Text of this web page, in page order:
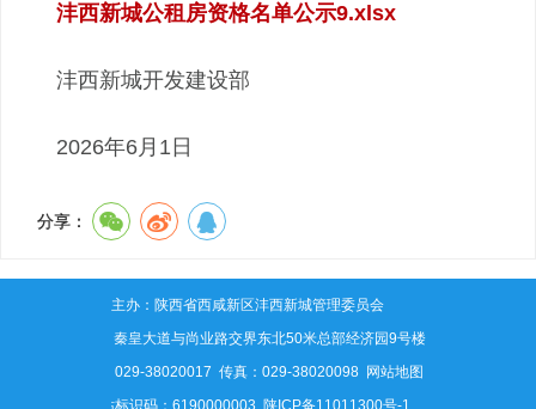
沣西新城公租房资格名单公示9.xlsx
沣西新城开发建设部
2026年6月1日
分享：
主办：陕西省西咸新区沣西新城管理委员会
地址：秦皇大道与尚业路交界东北50米总部经济园9号楼
电话：029-38020017 传真：029-38020098 网站地图
网站标识码：6190000003 陕ICP备11011300号-1